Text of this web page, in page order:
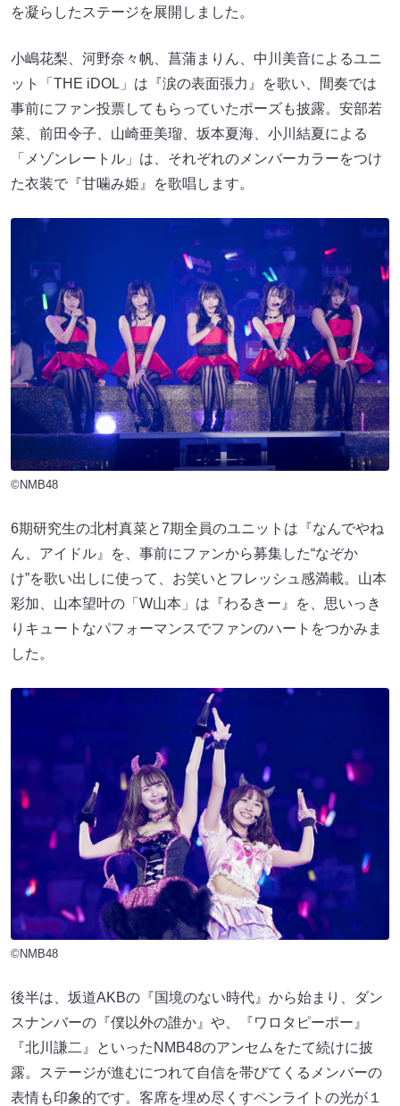
を凝らしたステージを展開しました。
小嶋花梨、河野奈々帆、菖蒲まりん、中川美音によるユニ
ット「THE iDOL」は『涙の表面張力』を歌い、間奏では
事前にファン投票してもらっていたポーズも披露。安部若
菜、前田令子、山崎亜美瑠、坂本夏海、小川結夏による
「メゾンレートル」は、それぞれのメンバーカラーをつけ
た衣装で『甘噛み姫』を歌唱します。
©NMB48
6期研究生の北村真菜と7期全員のユニットは『なんでやね
ん、アイドル』を、事前にファンから募集した“なぞか
け”を歌い出しに使って、お笑いとフレッシュ感満載。山本
彩加、山本望叶の「W山本」は『わるきー』を、思いっき
りキュートなパフォーマンスでファンのハートをつかみま
した。
©NMB48
後半は、坂道AKBの『国境のない時代』から始まり、ダン
スナンバーの『僕以外の誰か』や、『ワロタピーポー』
『北川謙二』といったNMB48のアンセムをたて続けに披
露。ステージが進むにつれて自信を帯びてくるメンバーの
表情も印象的です。客席を埋め尽くすペンライトの光が１